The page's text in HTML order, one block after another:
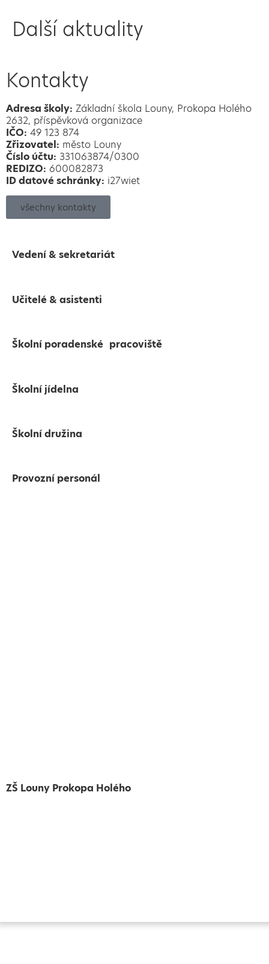
Další aktuality
Kontakty
Adresa školy: Základní škola Louny, Prokopa Holého
2632, příspěvková organizace
IČO: 49 123 874
Zřizovatel: město Louny
Číslo účtu: 331063874/0300
REDIZO: 600082873
ID datové schránky: i27wiet
všechny kontakty
Vedení & sekretariát
Učitelé & asistenti
Školní poradenské pracoviště
Školní jídelna
Školní družina
Provozní personál
ZŠ Louny Prokopa Holého